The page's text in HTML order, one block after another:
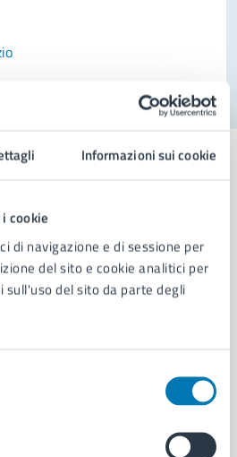
Informazioni sui cookie
cookie
di navigazione e di sessione per
del sito e cookie analitici per
del sito da parte degli